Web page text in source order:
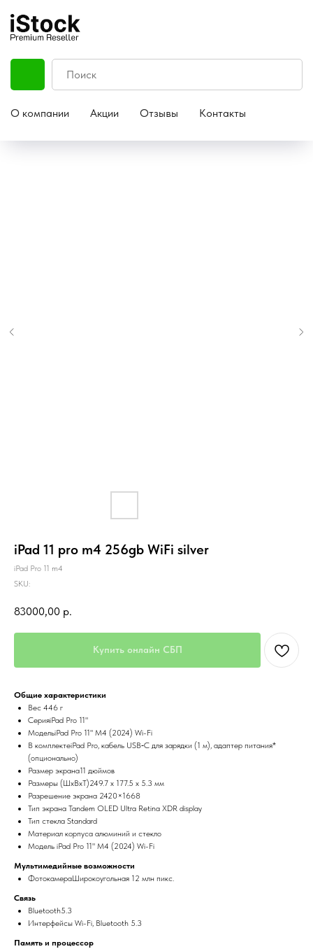
О компании Акции Отзывы Контакты
iPad 11 pro m4 256gb WiFi silver
iPad Pro 11 m4
SKU:
83000,00 р.
Купить онлайн СБП
Общие характеристики
Вес 446 г
СерияiPad Pro 11"
МодельiPad Pro 11" M4 (2024) Wi-Fi
В комплектеiPad Pro, кабель USB‑C для зарядки (1 м), адаптер питания*
(опционально)
Размер экрана11 дюймов
Размеры (ШxВxТ)249.7 х 177.5 х 5.3 мм
Разрешение экрана 2420×1668
Тип экрана Tandem OLED Ultra Retina XDR display
Тип стекла Standard
Материал корпуса алюминий и стекло
Модель iPad Pro 11" M4 (2024) Wi-Fi
Мультимедийные возможности
ФотокамераШирокоугольная 12 млн пикс.
Связь
Bluetooth5.3
Интерфейсы Wi-Fi, Bluetooth 5.3
Память и процессор